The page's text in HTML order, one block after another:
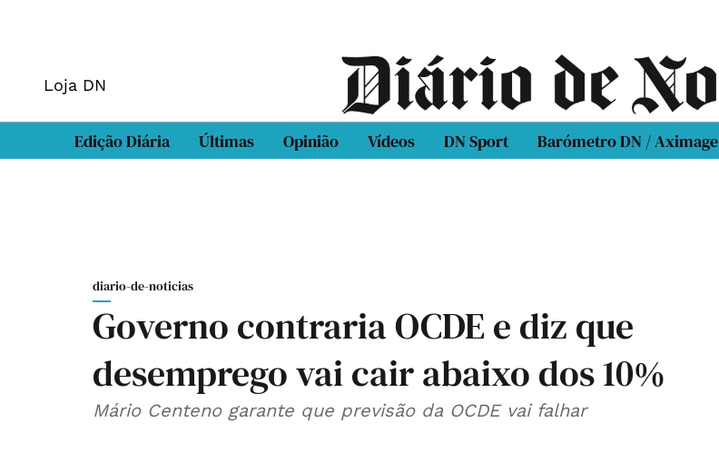
Loja DN
Edição Diária Últimas Opinião Vídeos DN Sport Barómetro DN / Aximage
diario-de-noticias
Governo contraria OCDE e diz que
desemprego vai cair abaixo dos 10%
Mário Centeno garante que previsão da OCDE vai falhar